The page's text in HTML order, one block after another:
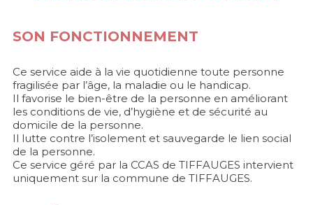
SON FONCTIONNEMENT
Ce service aide à la vie quotidienne toute personne
fragilisée par l’âge, la maladie ou le handicap.
Il favorise le bien-être de la personne en améliorant
les conditions de vie, d’hygiène et de sécurité au
domicile de la personne.
Il lutte contre l’isolement et sauvegarde le lien social
de la personne.
Ce service géré par la CCAS de TIFFAUGES intervient
uniquement sur la commune de TIFFAUGES.